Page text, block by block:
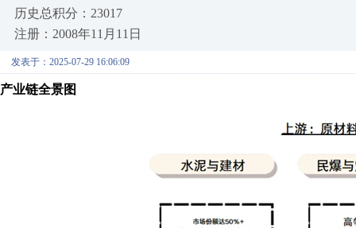
历史总积分：23017
注册：2008年11月11日
发表于：2025-07-29 16:06:09
产业链全景图